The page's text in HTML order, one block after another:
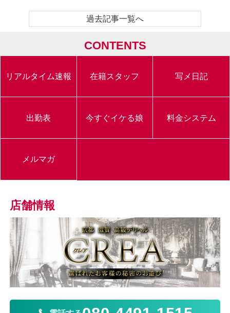
過去記事一覧へ
CONTENTS
リアルタイム速報 在籍スタッフ 写メ日記
出勤表 今すぐイケる娘 料金システム
メルマガ
店舗情報